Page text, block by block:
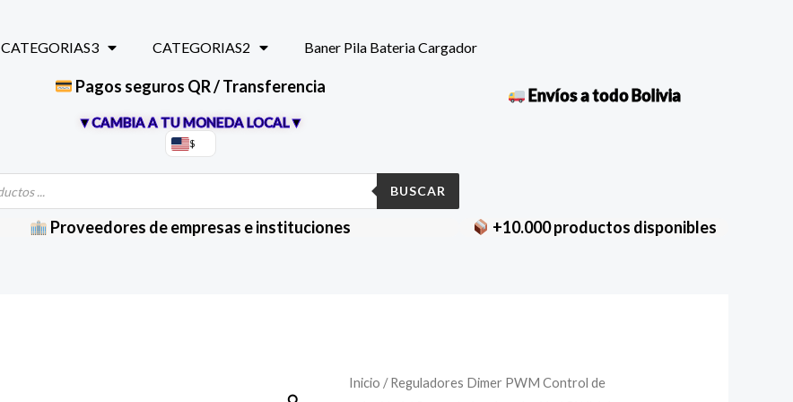
CATEGORIAS3 CATEGORIAS2 Baner Pila Bateria Cargador
Pagos seguros QR / Transferencia Envíos a todo Bolivia
▼CAMBIA A TU MONEDA LOCAL▼
$
BUSCAR
Proveedores de empresas e instituciones +10.000 productos disponibles
Inicio /Reguladores Dimer PWM Control de
Controlador